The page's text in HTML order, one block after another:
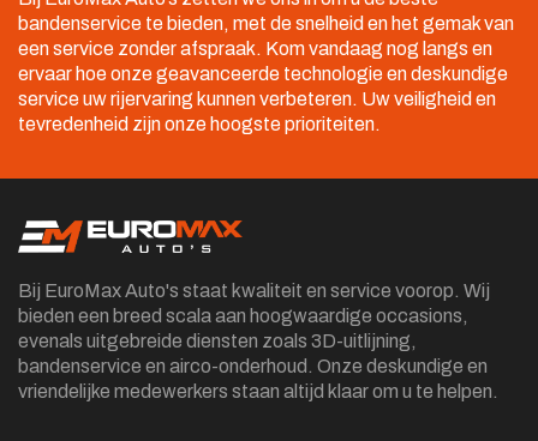
bandenservice te bieden, met de snelheid en het gemak van
een service zonder afspraak. Kom vandaag nog langs en
ervaar hoe onze geavanceerde technologie en deskundige
service uw rijervaring kunnen verbeteren. Uw veiligheid en
tevredenheid zijn onze hoogste prioriteiten.
Bij EuroMax Auto's staat kwaliteit en service voorop. Wij
bieden een breed scala aan hoogwaardige occasions,
evenals uitgebreide diensten zoals 3D-uitlijning,
bandenservice en airco-onderhoud. Onze deskundige en
vriendelijke medewerkers staan altijd klaar om u te helpen.